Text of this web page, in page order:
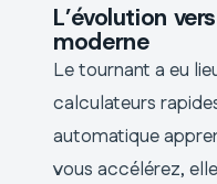
L’évolution
moderne
Le tournant a eu
calculateurs
automatique
vous accélérez,